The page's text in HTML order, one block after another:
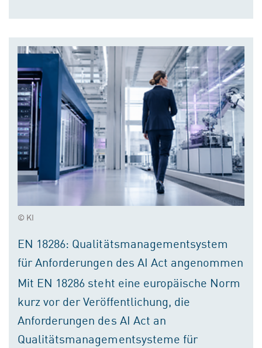
© KI
EN 18286: Qualitätsmanagementsystem
für Anforderungen des AI Act angenommen
Mit EN 18286 steht eine europäische Norm
kurz vor der Veröffentlichung, die
Anforderungen des AI Act an
Qualitätsmanagementsysteme für